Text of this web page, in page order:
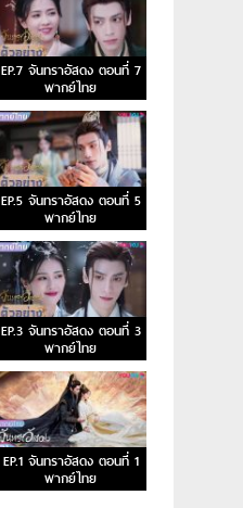
EP.7 จันทราอัสดง ตอนที่ 7
พากย์ไทย
EP.5 จันทราอัสดง ตอนที่ 5
พากย์ไทย
EP.3 จันทราอัสดง ตอนที่ 3
พากย์ไทย
EP.1 จันทราอัสดง ตอนที่ 1
พากย์ไทย